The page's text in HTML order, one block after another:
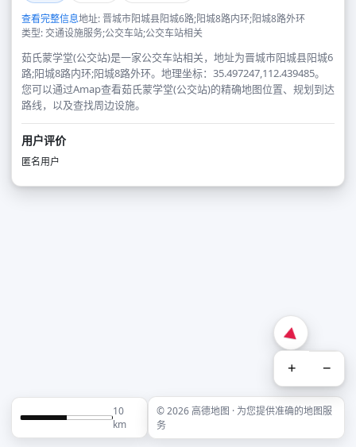
查看完整信息地址: 晋城市阳城县阳城6路;阳城8路内环;阳城8路外环
类型: 交通设施服务;公交车站;公交车站相关
茹氏蒙学堂(公交站)是一家公交车站相关，地址为晋城市阳城县阳城6
路;阳城8路内环;阳城8路外环。地理坐标：35.497247,112.439485。
您可以通过Amap查看茹氏蒙学堂(公交站)的精确地图位置、规划到达
路线，以及查找周边设施。
用户评价
匿名用户
+ −
10
km
© 2026 高德地图 · 为您提供准确的地图服
务